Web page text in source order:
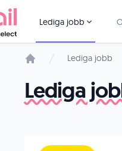
Lediga jobb
Lediga jobb
Lediga